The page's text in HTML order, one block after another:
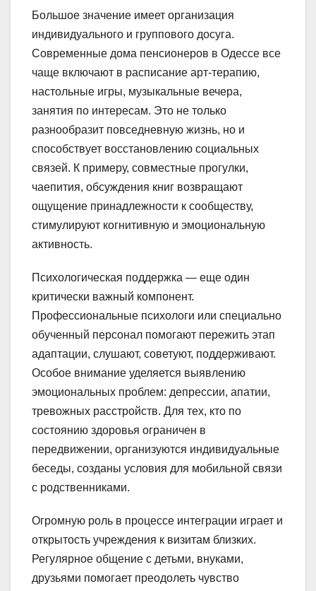
Большое значение имеет организация
индивидуального и группового досуга.
Современные дома пенсионеров в Одессе все
чаще включают в расписание арт-терапию,
настольные игры, музыкальные вечера,
занятия по интересам. Это не только
разнообразит повседневную жизнь, но и
способствует восстановлению социальных
связей. К примеру, совместные прогулки,
чаепития, обсуждения книг возвращают
ощущение принадлежности к сообществу,
стимулируют когнитивную и эмоциональную
активность.
Психологическая поддержка — еще один
критически важный компонент.
Профессиональные психологи или специально
обученный персонал помогают пережить этап
адаптации, слушают, советуют, поддерживают.
Особое внимание уделяется выявлению
эмоциональных проблем: депрессии, апатии,
тревожных расстройств. Для тех, кто по
состоянию здоровья ограничен в
передвижении, организуются индивидуальные
беседы, созданы условия для мобильной связи
с родственниками.
Огромную роль в процессе интеграции играет и
открытость учреждения к визитам близких.
Регулярное общение с детьми, внуками,
друзьями помогает преодолеть чувство